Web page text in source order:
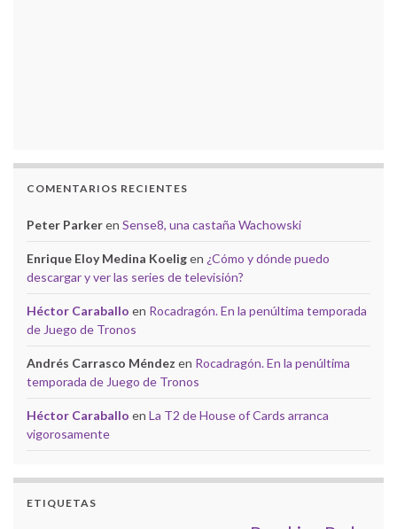
COMENTARIOS RECIENTES
Peter Parkeren Sense8, una castaña Wachowski
Enrique Eloy Medina Koeligen ¿Cómo y dónde puedo
descargar y ver las series de televisión?
Héctor Caraballo en Rocadragón. En la penúltima temporada
de Juego de Tronos
Andrés Carrasco Méndez en Rocadragón. En la penúltima
temporada de Juego de Tronos
Héctor Caraballo en La T2 de House of Cards arranca
vigorosamente
ETIQUETAS